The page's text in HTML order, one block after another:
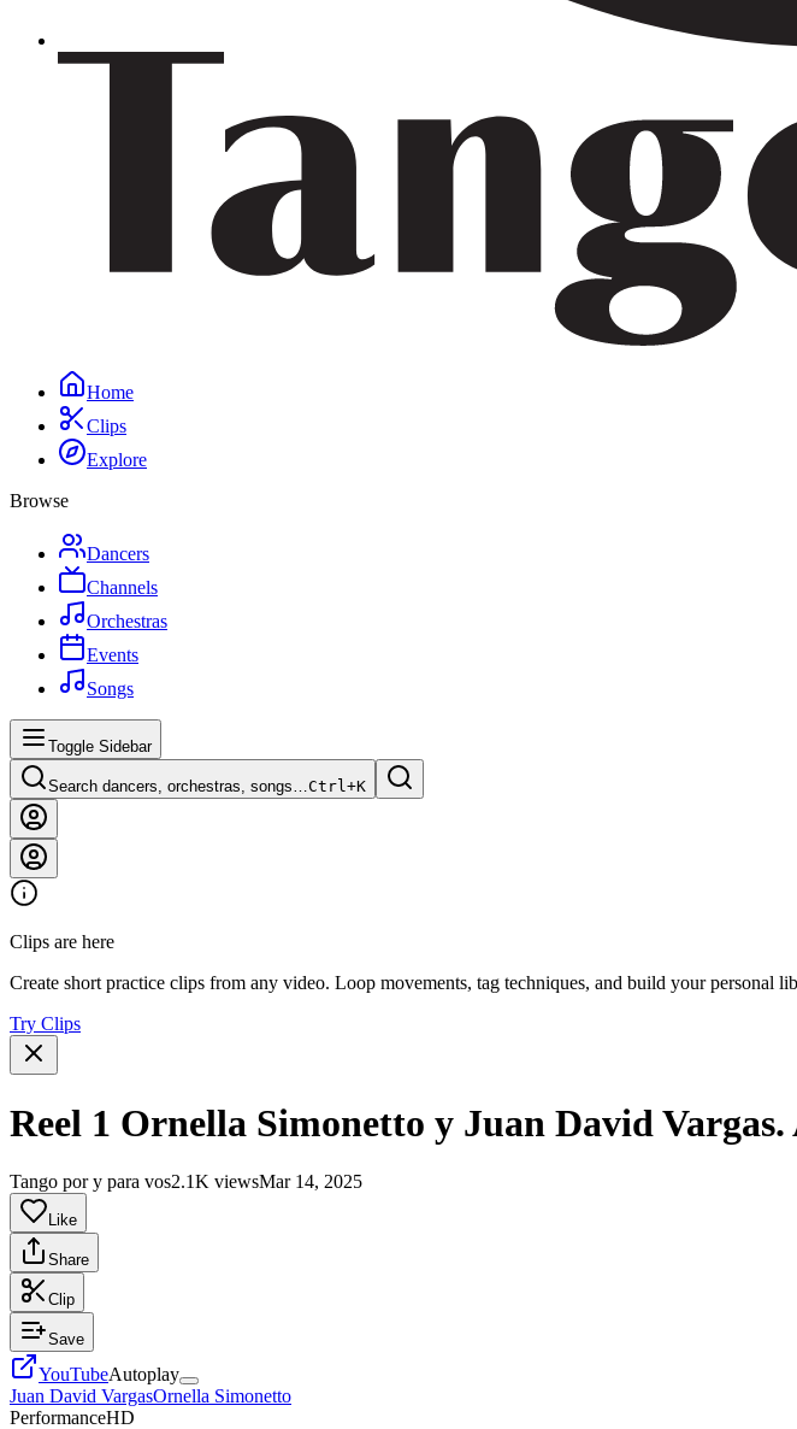
Home
Clips
Explore
Browse
Dancers
Channels
Orchestras
Events
Songs
Toggle Sidebar
Search dancers, orchestras, songs…Ctrl+K
Clips are here
Create short practice clips from any video. Loop movements, tag techniques, and build your personal
Try Clips
Reel 1 Ornella Simonetto y Juan David
Tango por y para vos2.1K viewsMar 14, 2025
Like
Share
Clip
Save
YouTubeAutoplay
Juan David VargasOrnella Simonetto
PerformanceHD